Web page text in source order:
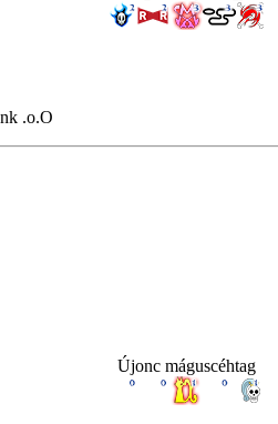
.o.O
Újonc máguscéhtag